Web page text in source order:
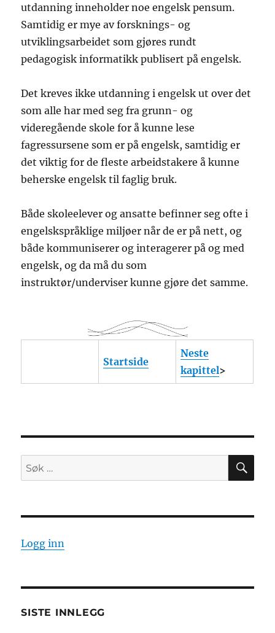
utdanning inneholder noe engelsk pensum.
Samtidig er mye av forsknings- og
utviklingsarbeidet som gjøres rundt
pedagogisk informatikk publisert på engelsk.
Det kreves ikke utdanning i engelsk ut over det
som alle har med seg fra grunn- og
videregående skole for å kunne lese
fagressursene som er på engelsk, samtidig er
det viktig for de fleste arbeidstakere å kunne
beherske engelsk til faglig bruk.
Både skoleelever og ansatte befinner seg ofte i
engelskspråklige miljøer når de er på nett, og
både kommuniserer og interagerer på og med
engelsk, og da må du som
instruktør/underviser kunne gjøre det samme.
Startside
Neste
kapittel>
Søk
etter:
Logg inn
SISTE INNLEGG